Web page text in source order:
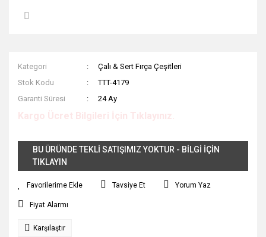
Kategori
Çalı & Sert Fırça Çeşitleri
Stok Kodu
TTT-4179
Garanti Süresi
24 Ay
Kargo Ücret Bilgileri İçin Tıklayınız.
BU ÜRÜNDE TEKLİ SATIŞIMIZ YOKTUR - BİLGİ İÇİN
TIKLAYIN
Tavsiye Et Yorum Yaz
Fiyat Alarmı
Karşılaştır